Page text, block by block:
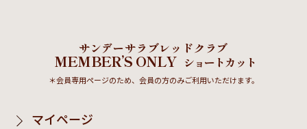
サンデーサラブレッドクラブ
MEMBER’S ONLY ショートカット
＊会員専用ページのため、会員の方のみご利用いただけます。
マイページ